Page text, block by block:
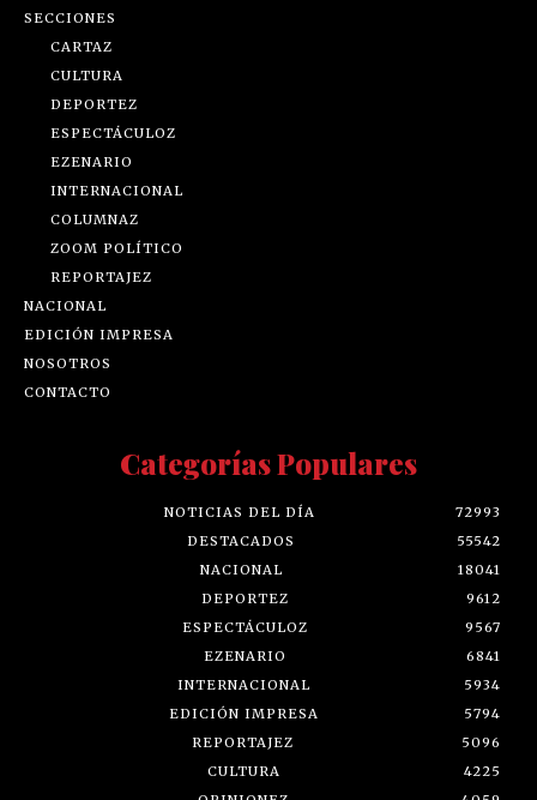
SECCIONES
CARTAZ
CULTURA
DEPORTEZ
ESPECTÁCULOZ
EZENARIO
INTERNACIONAL
COLUMNAZ
ZOOM POLÍTICO
REPORTAJEZ
NACIONAL
EDICIÓN IMPRESA
NOSOTROS
CONTACTO
Categorías Populares
NOTICIAS DEL DÍA
72993
DESTACADOS
55542
NACIONAL
18041
DEPORTEZ
9612
ESPECTÁCULOZ
9567
EZENARIO
6841
INTERNACIONAL
5934
EDICIÓN IMPRESA
5794
REPORTAJEZ
5096
CULTURA
4225